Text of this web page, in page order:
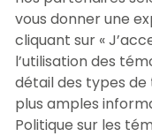
vous donner une
cliquant sur «
l’utilisation des
détail des types de
plus amples
Politique sur les